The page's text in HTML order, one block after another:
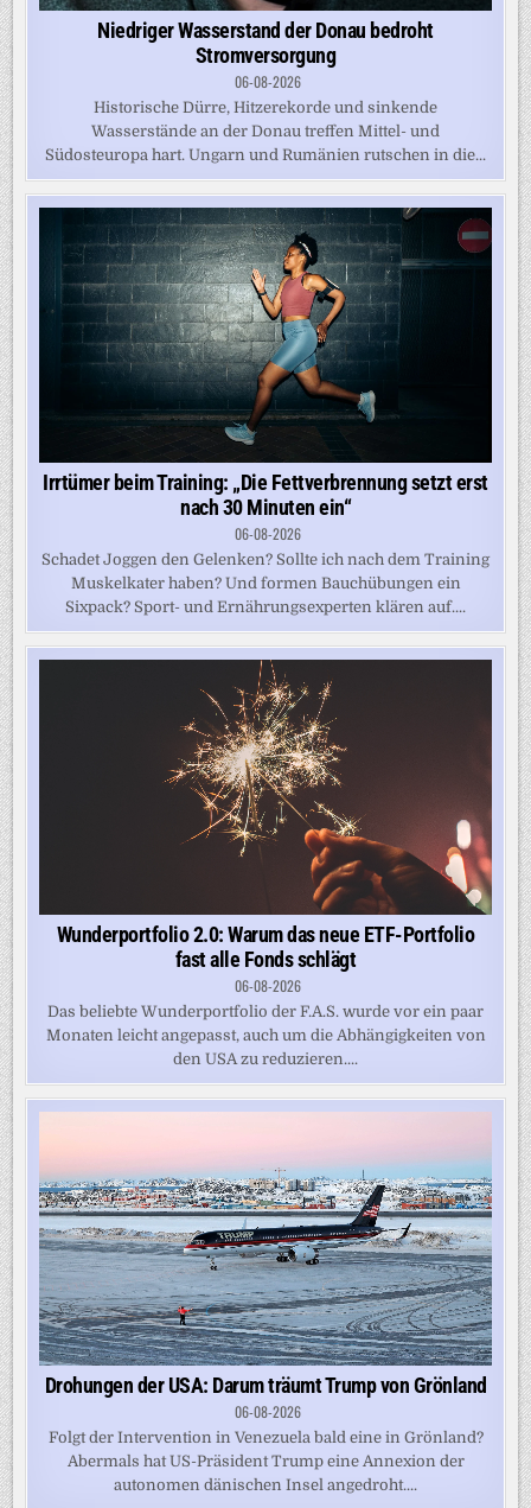
Niedriger Wasserstand der Donau bedroht
Stromversorgung
06-08-2026
Historische Dürre, Hitzerekorde und sinkende
Wasserstände an der Donau treffen Mittel- und
Südosteuropa hart. Ungarn und Rumänien rutschen in die...
Irrtümer beim Training: „Die Fettverbrennung setzt erst
nach 30 Minuten ein“
06-08-2026
Schadet Joggen den Gelenken? Sollte ich nach dem Training
Muskelkater haben? Und formen Bauchübungen ein
Sixpack? Sport- und Ernährungsexperten klären auf....
Wunderportfolio 2.0: Warum das neue ETF-Portfolio
fast alle Fonds schlägt
06-08-2026
Das beliebte Wunderportfolio der F.A.S. wurde vor ein paar
Monaten leicht angepasst, auch um die Abhängigkeiten von
den USA zu reduzieren....
Drohungen der USA: Darum träumt Trump von Grönland
06-08-2026
Folgt der Intervention in Venezuela bald eine in Grönland?
Abermals hat US-Präsident Trump eine Annexion der
autonomen dänischen Insel angedroht....